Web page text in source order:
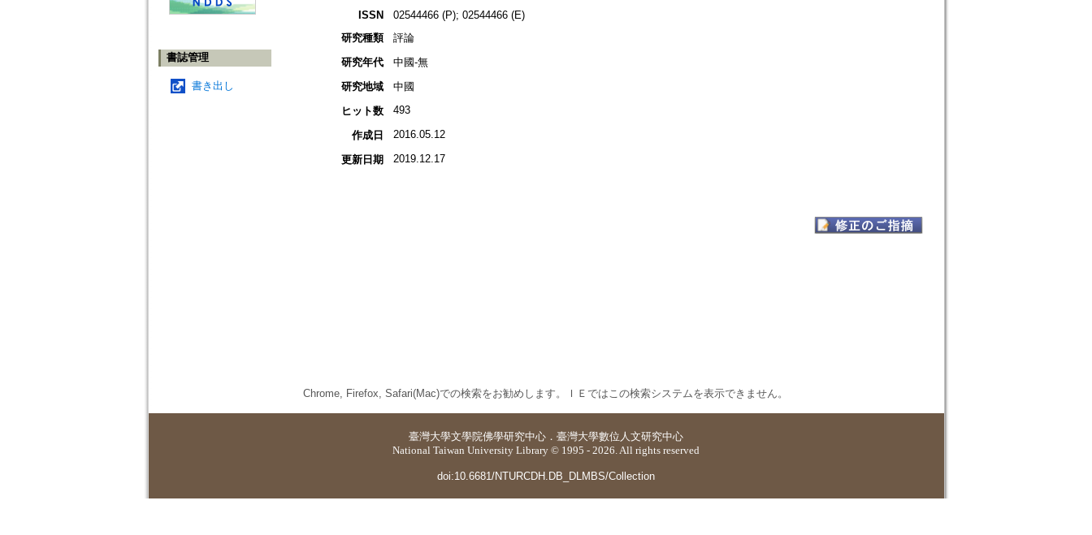
書誌管理
書き出し
ISSN
02544466 (P); 02544466 (E)
研究種類
評論
研究年代
中國-無
研究地域
中國
ヒット数
493
作成日 2016.05.12
更新日期 2019.12.17
Chrome, Firefox, Safari(Mac)での検索をお勧めします。ＩＥではこの検索システムを表示できません。
臺灣大學文學院佛學研究中心 ． 臺灣大學數位人文研究中心
National Taiwan University Library © 1995 - 2026. All rights reserved
doi:10.6681/NTURCDH.DB_DLMBS/Collection